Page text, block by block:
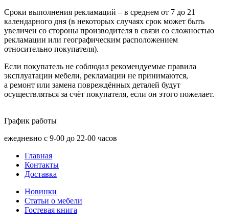
Сроки выполнения рекламаций – в среднем от 7 до 21
календарного дня (в некоторых случаях срок может быть
увеличен со стороны производителя в связи со сложностью
рекламации или географическим расположением
относительно покупателя).
Если покупатель не соблюдал рекомендуемые правила
эксплуатации мебели, рекламации не принимаются,
а ремонт или замена повреждённых деталей будут
осуществляться за счёт покупателя, если он этого пожелает.
График работы
ежедневно с 9-00 до 22-00 часов
Главная
Контакты
Доставка
Новинки
Статьи о мебели
Гостевая книга